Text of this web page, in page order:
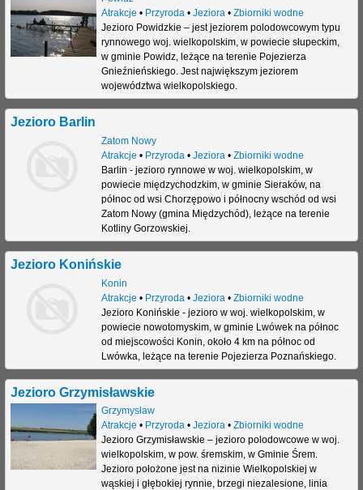
Atrakcje • Przyroda• Jeziora• Zbiorniki wodne
Jezioro Powidzkie – jest jeziorem polodowcowym typu
rynnowego woj. wielkopolskim, w powiecie słupeckim,
w gminie Powidz, leżące na terenie Pojezierza
Gnieźnieńskiego. Jest największym jeziorem
województwa wielkopolskiego.
Jezioro Barlin
Zatom Nowy
Atrakcje • Przyroda • Jeziora • Zbiorniki wodne
Barlin - jezioro rynnowe w woj. wielkopolskim, w
powiecie międzychodzkim, w gminie Sieraków, na
północ od wsi Chorzępowo i północny wschód od wsi
Zatom Nowy (gmina Międzychód), leżące na terenie
Kotliny Gorzowskiej.
Jezioro Konińskie
Konin
Atrakcje • Przyroda • Jeziora • Zbiorniki wodne
Jezioro Konińskie - jezioro w woj. wielkopolskim, w
powiecie nowotomyskim, w gminie Lwówek na północ
od miejscowości Konin, około 4 km na północ od
Lwówka, leżące na terenie Pojezierza Poznańskiego.
Jezioro Grzymisławskie
Grzymysław
Atrakcje • Przyroda• Jeziora• Zbiorniki wodne
Jezioro Grzymisławskie – jezioro polodowcowe w woj.
wielkopolskim, w pow. śremskim, w Gminie Śrem.
Jezioro położone jest na nizinie Wielkopolskiej w
wąskiej i głębokiej rynnie, brzegi niezalesione, linia